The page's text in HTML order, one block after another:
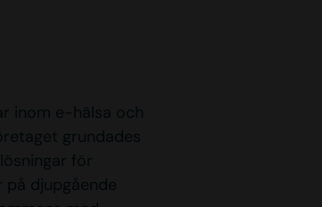
inom e-hälsa och
grundades
för
på djupgående